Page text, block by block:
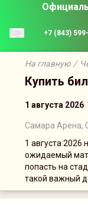
+7 (843)
На главную /
Купить
1 августа 2026
Самара Арена,
1 августа 2026
ожидаемый
попасть на
такой важный